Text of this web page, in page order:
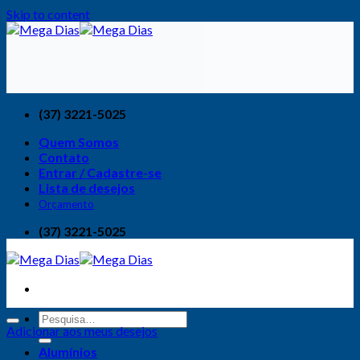
Skip to content
(37) 3221-5025
Quem Somos
Contato
Entrar / Cadastre-se
Lista de desejos
Orçamento
(37) 3221-5025
Alumínios
Adicionar aos meus desejos